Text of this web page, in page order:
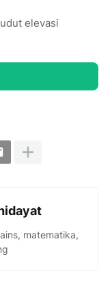
elevasi
matematika,